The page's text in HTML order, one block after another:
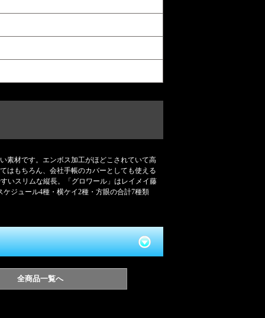
素材です。エンボス加工がほどこされていて高
はもちろん、会社手帳のカバーとしても使える
いスリムな縦長。「グロワール」はレイメイ藤
ジュール4種・横ケイ2種・方眼の合計7種類
全商品一覧へ